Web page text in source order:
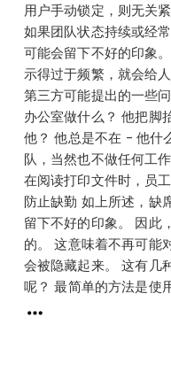
用户手动锁定，则无关
如果团队状态持续或经
可能会留下不好的印象
示得过于频繁，就会给
第三方可能提出的一些
办公室做什么？ 他把脚
他？ 他总是不在 - 他什
队，当然也不做任何工
在阅读打印文件时，员
防止缺勤 如上所述，缺
留下不好的印象。 因此
的。 这意味着不再可能
会被隐藏起来。 这有几
呢？ 最简单的方法是使